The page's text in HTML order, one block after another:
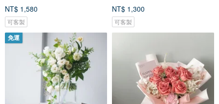
NT$ 1,580
可客製
NT$ 1,300
可客製
免運